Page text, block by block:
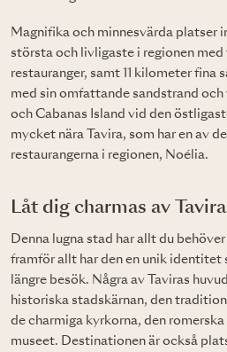
Magnifika och minnesvärda platser
största och livligaste i regionen
restauranger, samt 11 kilometer fina
med sin omfattande sandstrand
och Cabanas Island vid den
mycket nära Tavira, som har en av
restaurangerna i regionen, Noélia.
Låt dig charmas av Tavira
Denna lugna stad har allt du
framför allt har den en unik identitet
längre besök. Några av Taviras
historiska stadskärnan, den
de charmiga kyrkorna, den
museet. Destinationen är också